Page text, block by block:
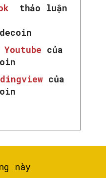
thảo luận
Youtube của
của
này